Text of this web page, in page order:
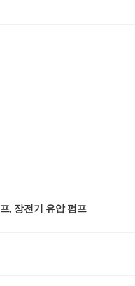
, 장전기 유압 펌프